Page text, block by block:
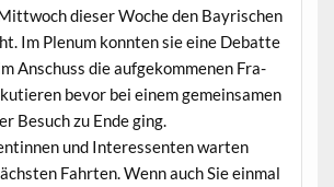
dieser Woche den Bayrischen
Im Plenum kon­nten sie eine Debat­te
Anschuss die aufgekomme­nen Fra­
bevor bei einem gemein­samen
Besuch zu Ende ging.
und Inter­essen­ten warten
Fahrten. Wenn auch Sie ein­mal